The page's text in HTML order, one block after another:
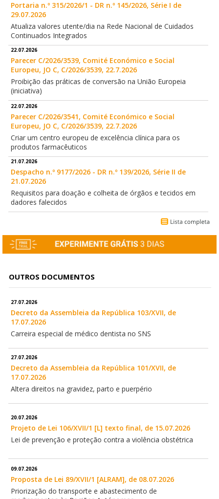
Portaria n.º 315/2026/1 - DR n.º 145/2026, Série I de
29.07.2026
Atualiza valores utente/dia na Rede Nacional de Cuidados
Continuados Integrados
22.07.2026
Parecer C/2026/3539, Comité Económico e Social
Europeu, JO C, C/2026/3539, 22.7.2026
Proibição das práticas de conversão na União Europeia
(iniciativa)
22.07.2026
Parecer C/2026/3541, Comité Económico e Social
Europeu, JO C, C/2026/3539, 22.7.2026
Criar um centro europeu de excelência clínica para os
produtos farmacêuticos
21.07.2026
Despacho n.º 9177/2026 - DR n.º 139/2026, Série II de
21.07.2026
Requisitos para doação e colheita de órgãos e tecidos em
dadores falecidos
OUTROS DOCUMENTOS
27.07.2026
Decreto da Assembleia da República 103/XVII, de
17.07.2026
Carreira especial de médico dentista no SNS
27.07.2026
Decreto da Assembleia da República 101/XVII, de
17.07.2026
Altera direitos na gravidez, parto e puerpério
20.07.2026
Projeto de Lei 106/XVII/1 [L] texto final, de 15.07.2026
Lei de prevenção e proteção contra a violência obstétrica
09.07.2026
Proposta de Lei 89/XVII/1 [ALRAM], de 08.07.2026
Priorização do transporte e abastecimento de